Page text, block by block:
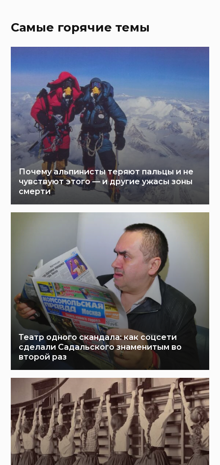
Самые горячие темы
Почему альпинисты теряют пальцы и не
чувствуют этого — и другие ужасы зоны
смерти
Театр одного скандала: как соцсети
сделали Садальского знаменитым во
второй раз